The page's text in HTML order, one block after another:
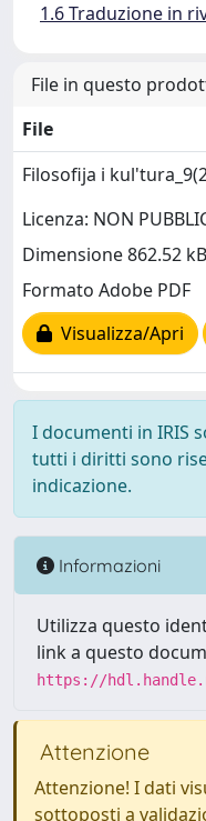
1.6 Traduzione in
File in questo
File
Filosofija i
Licenza: NON
Dimensione 862.52 kB
Formato Adobe PDF
Visualizza/Apri
I documenti in IRIS
tutti i diritti sono
indicazione.
Informazioni
Utilizza questo
link a questo
https://
Attenzione
Attenzione! I dati
sottoposti a